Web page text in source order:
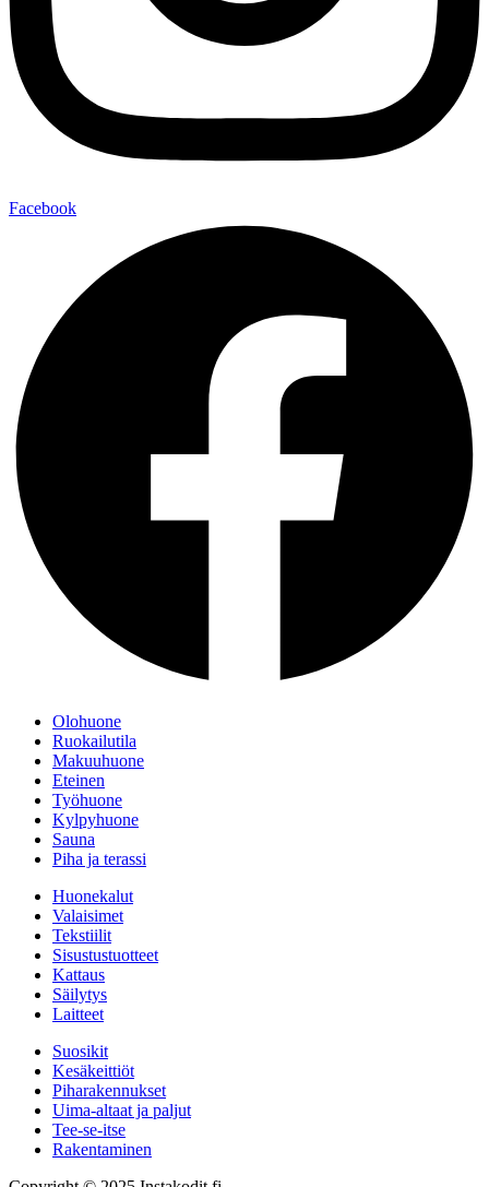
Facebook
Olohuone
Ruokailutila
Makuuhuone
Eteinen
Työhuone
Kylpyhuone
Sauna
Piha ja terassi
Huonekalut
Valaisimet
Tekstiilit
Sisustustuotteet
Kattaus
Säilytys
Laitteet
Suosikit
Kesäkeittiöt
Piharakennukset
Uima-altaat ja paljut
Tee-se-itse
Rakentaminen